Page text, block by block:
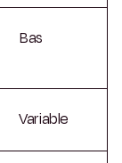
Bas
Variable